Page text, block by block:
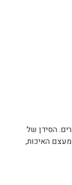
הסידן של
מעצם האיכות,